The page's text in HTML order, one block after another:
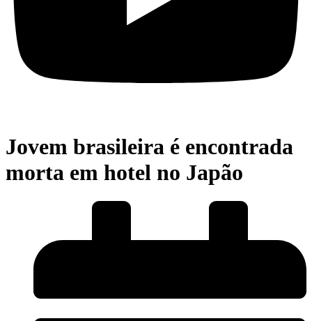
Jovem brasileira é encontrada
morta em hotel no Japão